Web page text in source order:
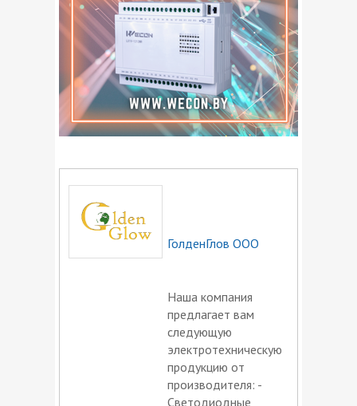
Провода неизолированные, токопроводящие
жилы
Провода обмоточные
Провода повышенного сопротивления
Провода термоэлектродные
Провода установочные
Тара для кабельной продукции
ГолденГлов ООО
Наша компания
предлагает вам
следующую
электротехническую
продукцию от
производителя: -
Светодиодные